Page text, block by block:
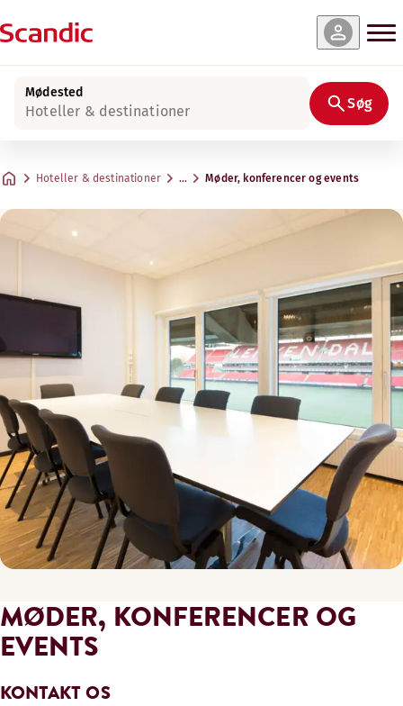
Mødested
Hoteller & destinationer Søg
Hoteller & destinationer … Møder, konferencer og events
MØDER, KONFERENCER OG
EVENTS
KONTAKT OS